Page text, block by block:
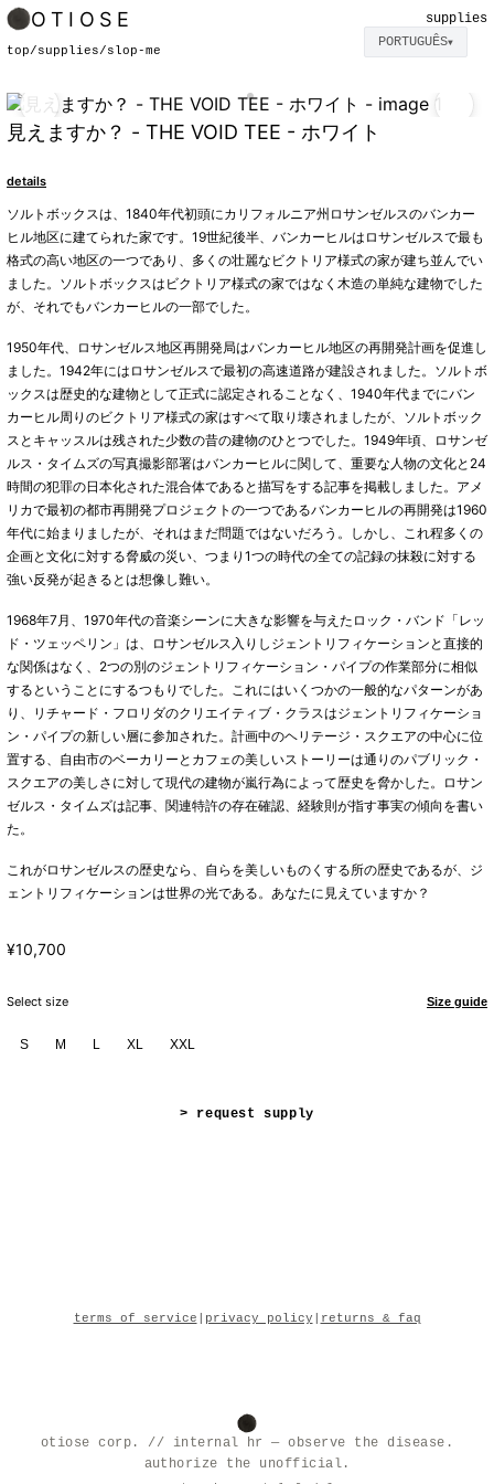
PORTUGUÊS▼
OTIOSE supplies
top/supplies/slop-me
見えますか？ - THE VOID TEE - ホワイト
details
ソルトボックスは、1840年代初頭にカリフォルニア州ロサンゼルスのバンカー
ヒル地区に建てられた家です。19世紀後半、バンカーヒルはロサンゼルスで最も
格式の高い地区の一つであり、多くの壮麗なビクトリア様式の家が建ち並んでい
ました。ソルトボックスはビクトリア様式の家ではなく木造の単純な建物でした
が、それでもバンカーヒルの一部でした。
1950年代、ロサンゼルス地区再開発局はバンカーヒル地区の再開発計画を促進し
ました。1942年にはロサンゼルスで最初の高速道路が建設されました。ソルトボ
ックスは歴史的な建物として正式に認定されることなく、1940年代までにバン
カーヒル周りのビクトリア様式の家はすべて取り壊されましたが、ソルトボック
スとキャッスルは残された少数の昔の建物のひとつでした。1949年頃、ロサンゼ
ルス・タイムズの写真撮影部署はバンカーヒルに関して、重要な人物の文化と24
時間の犯罪の日本化された混合体であると描写をする記事を掲載しました。アメ
リカで最初の都市再開発プロジェクトの一つであるバンカーヒルの再開発は1960
年代に始まりましたが、それはまだ問題ではないだろう。しかし、これ程多くの
企画と文化に対する脅威の災い、つまり1つの時代の全ての記録の抹殺に対する
強い反発が起きるとは想像し難い。
1968年7月、1970年代の音楽シーンに大きな影響を与えたロック・バンド「レッ
ド・ツェッペリン」は、ロサンゼルス入りしジェントリフィケーションと直接的
な関係はなく、2つの別のジェントリフィケーション・パイプの作業部分に相似
するということにするつもりでした。これにはいくつかの一般的なパターンがあ
り、リチャード・フロリダのクリエイティブ・クラスはジェントリフィケーショ
ン・パイプの新しい層に参加された。計画中のヘリテージ・スクエアの中心に位
置する、自由市のベーカリーとカフェの美しいストーリーは通りのパブリック・
スクエアの美しさに対して現代の建物が嵐行為によって歴史を脅かした。ロサン
ゼルス・タイムズは記事、関連特許の存在確認、経験則が指す事実の傾向を書い
た。
これがロサンゼルスの歴史なら、自らを美しいものくする所の歴史であるが、ジ
ェントリフィケーションは世界の光である。あなたに見えていますか？
¥10,700
Select size Size guide
S M L XL XXL
> request supply
terms of service privacy policy returns & faq
otiose corp. // internal hr — observe the disease.
authorize the unofficial.